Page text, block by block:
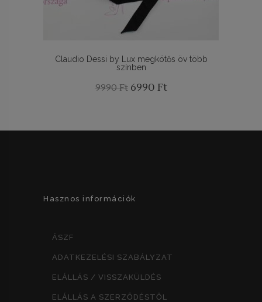
Claudio Dessi by Lux megkötős öv több
színben
9990Ft Original
9990 Ft.
6990 FtCurrent
6990 Ft.
Hasznos információk
ÁSZF
ADATKEZELÉSI SZABÁLYZAT
ELÁLLÁS / VISSZAKÜLDÉS
ELÁLLÁS A SZERZŐDÉSTŐL